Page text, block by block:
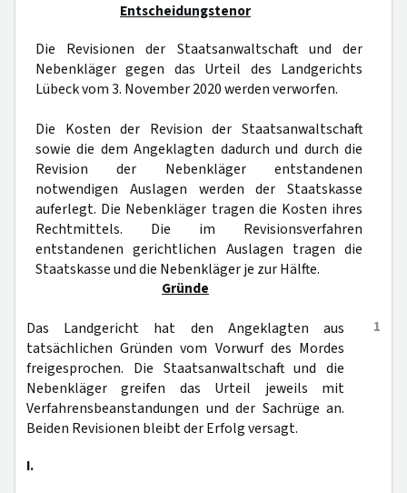
Entscheidungstenor
Die Revisionen der Staatsanwaltschaft und der
Nebenkläger gegen das Urteil des Landgerichts
Lübeck vom 3. November 2020 werden verworfen.
Die Kosten der Revision der Staatsanwaltschaft
sowie die dem Angeklagten dadurch und durch die
Revision der Nebenkläger entstandenen
notwendigen Auslagen werden der Staatskasse
auferlegt. Die Nebenkläger tragen die Kosten ihres
Rechtmittels. Die im Revisionsverfahren
entstandenen gerichtlichen Auslagen tragen die
Staatskasse und die Nebenkläger je zur Hälfte.
Gründe
1
Das Landgericht hat den Angeklagten aus
tatsächlichen Gründen vom Vorwurf des Mordes
freigesprochen. Die Staatsanwaltschaft und die
Nebenkläger greifen das Urteil jeweils mit
Verfahrensbeanstandungen und der Sachrüge an.
Beiden Revisionen bleibt der Erfolg versagt.
I.